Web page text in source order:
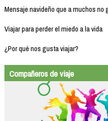
Mensaje navideño que a muchos no
Viajar para perder el miedo a la vida
¿Por qué nos gusta viajar?
Compañeros de viaje